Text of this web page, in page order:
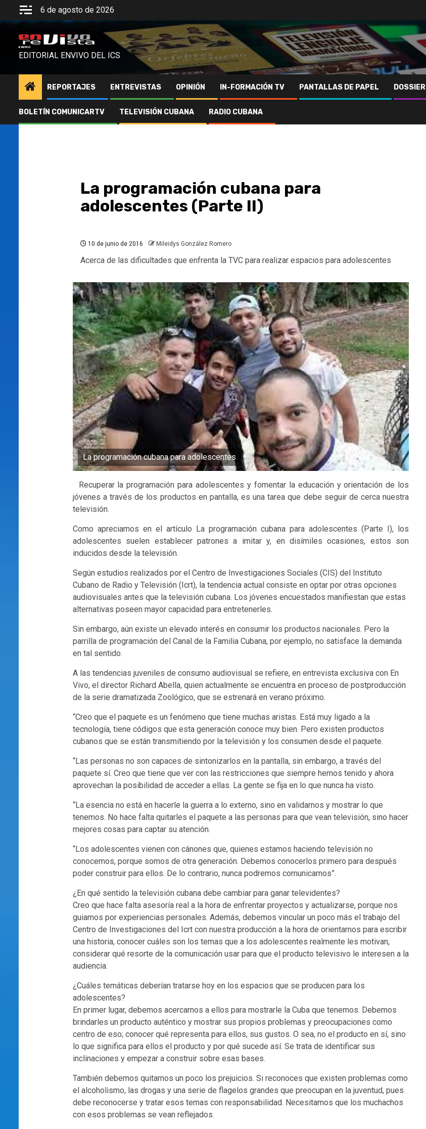
6 de agosto de 2026
ENVIVO
EDITORIAL ENVIVO DEL ICS
REPORTAJES ENTREVISTAS OPINIÓN IN-FORMACIÓN TV PANTALLAS DE PAPEL DOSSIER
BOLETÍN COMUNICARTV TELEVISIÓN CUBANA RADIO CUBANA
La programación cubana para
adolescentes (Parte II)
10 de junio de 2016 Mileidys González Romero
Acerca de las dificultades que enfrenta la TVC para realizar espacios para adolescentes
La programación cubana para adolescentes
Recuperar la programación para adolescentes y fomentar la educación y orientación de los
jóvenes a través de los productos en pantalla, es una tarea que debe seguir de cerca nuestra
televisión.
Como apreciamos en el artículo La programación cubana para adolescentes (Parte I), los
adolescentes suelen establecer patrones a imitar y, en disímiles ocasiones, estos son
inducidos desde la televisión.
Según estudios realizados por el Centro de Investigaciones Sociales (CIS) del Instituto
Cubano de Radio y Televisión (Icrt), la tendencia actual consiste en optar por otras opciones
audiovisuales antes que la televisión cubana. Los jóvenes encuestados manifiestan que estas
alternativas poseen mayor capacidad para entretenerles.
Sin embargo, aún existe un elevado interés en consumir los productos nacionales. Pero la
parrilla de programación del Canal de la Familia Cubana, por ejemplo, no satisface la demanda
en tal sentido.
A las tendencias juveniles de consumo audiovisual se refiere, en entrevista exclusiva con En
Vivo, el director Richard Abella, quien actualmente se encuentra en proceso de postproducción
de la serie dramatizada Zoológico, que se estrenará en verano próximo.
“Creo que el paquete es un fenómeno que tiene muchas aristas. Está muy ligado a la
tecnología, tiene códigos que esta generación conoce muy bien. Pero existen productos
cubanos que se están transmitiendo por la televisión y los consumen desde el paquete.
“Las personas no son capaces de sintonizarlos en la pantalla, sin embargo, a través del
paquete sí. Creo que tiene que ver con las restricciones que siempre hemos tenido y ahora
aprovechan la posibilidad de acceder a ellas. La gente se fija en lo que nunca ha visto.
“La esencia no está en hacerle la guerra a lo externo, sino en validarnos y mostrar lo que
tenemos. No hace falta quitarles el paquete a las personas para que vean televisión, sino hacer
mejores cosas para captar su atención.
“Los adolescentes vienen con cánones que, quienes estamos haciendo televisión no
conocemos, porque somos de otra generación. Debemos conocerlos primero para después
poder construir para ellos. De lo contrario, nunca podremos comunicarnos”.
¿En qué sentido la televisión cubana debe cambiar para ganar televidentes?
Creo que hace falta asesoría real a la hora de enfrentar proyectos y actualizarse, porque nos
guiamos por experiencias personales. Además, debemos vincular un poco más el trabajo del
Centro de Investigaciones del Icrt con nuestra producción a la hora de orientarnos para escribir
una historia, conocer cuáles son los temas que a los adolescentes realmente les motivan,
considerar qué resorte de la comunicación usar para que el producto televisivo le interesen a la
audiencia.
¿Cuáles temáticas deberían tratarse hoy en los espacios que se producen para los
adolescentes?
En primer lugar, debemos acercarnos a ellos para mostrarle la Cuba que tenemos. Debemos
brindarles un producto auténtico y mostrar sus propios problemas y preocupaciones como
centro de eso; conocer qué representa para ellos, sus gustos. O sea, no el producto en sí, sino
lo que significa para ellos el producto y por qué sucede así. Se trata de identificar sus
inclinaciones y empezar a construir sobre esas bases.
También debemos quitarnos un poco los prejuicios. Si reconoces que existen problemas como
el alcoholismo, las drogas y una serie de flagelos grandes que preocupan en la juventud, pues
debe reconocerse y tratar esos temas con responsabilidad. Necesitamos que los muchachos
con esos problemas se vean reflejados.